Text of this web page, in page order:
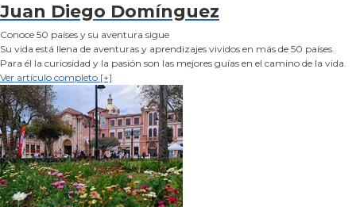
Juan Diego Domínguez
Conoce 50 países y su aventura sigue
Su vida está llena de aventuras y aprendizajes vividos en más de 50 países.
Para él la curiosidad y la pasión son las mejores guías en el camino de la vida.
Ver artículo completo [+]